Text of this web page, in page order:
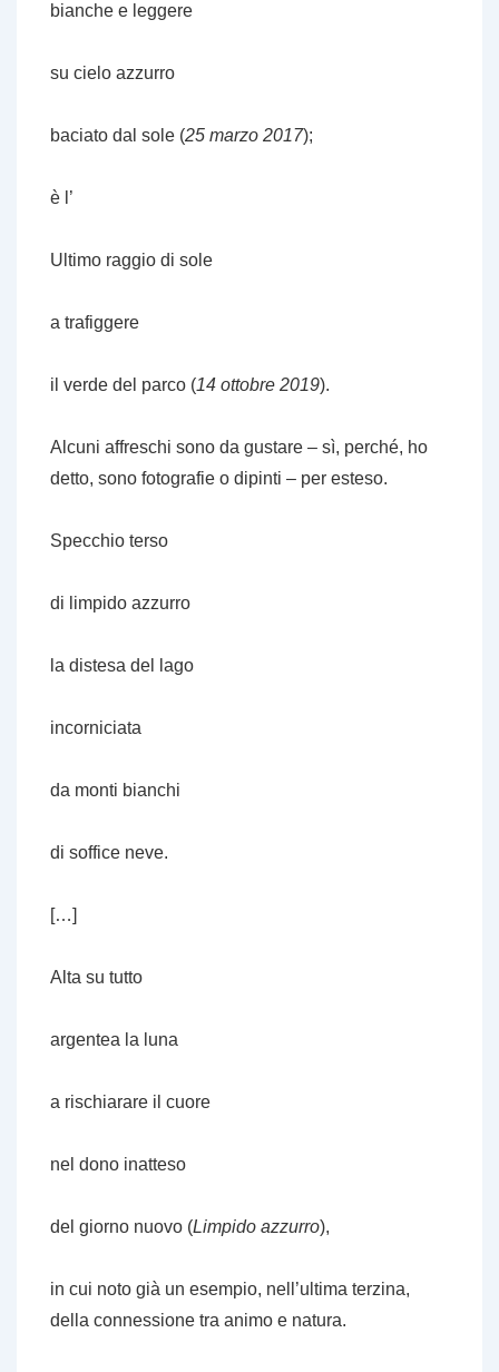
bianche e leggere
su cielo azzurro
baciato dal sole (25 marzo 2017);
è l’
Ultimo raggio di sole
a trafiggere
il verde del parco (14 ottobre 2019).
Alcuni affreschi sono da gustare – sì, perché, ho
detto, sono fotografie o dipinti – per esteso.
Specchio terso
di limpido azzurro
la distesa del lago
incorniciata
da monti bianchi
di soffice neve.
[…]
Alta su tutto
argentea la luna
a rischiarare il cuore
nel dono inatteso
del giorno nuovo (Limpido azzurro),
in cui noto già un esempio, nell’ultima terzina,
della connessione tra animo e natura.